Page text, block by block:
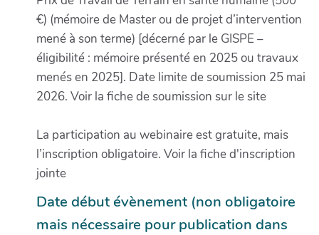
€) (mémoire de Master ou de projet d’intervention
mené à son terme) [décerné par le GISPE –
éligibilité : mémoire présenté en 2025 ou travaux
menés en 2025]. Date limite de soumission 25 mai
2026. Voir la fiche de soumission sur le site
La participation au webinaire est gratuite, mais
l’inscription obligatoire. Voir la fiche d'inscription
jointe
Date début évènement (non obligatoire
mais nécessaire pour publication dans